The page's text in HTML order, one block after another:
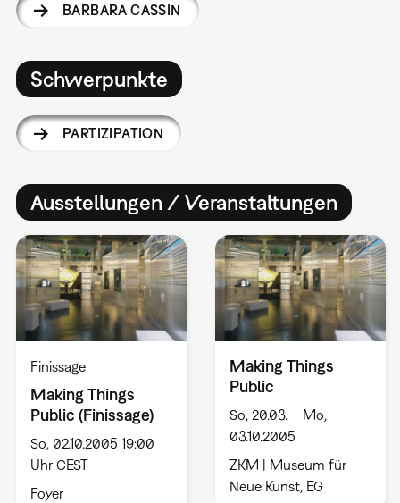
BARBARA CASSIN
Schwerpunkte
PARTIZIPATION
Ausstellungen / Veranstaltungen
Finissage
Making Things
Public (Finissage)
So, 02.10.2005 19:00
Uhr CEST
Foyer
Making Things
Public
So, 20.03. – Mo,
03.10.2005
ZKM | Museum für
Neue Kunst, EG